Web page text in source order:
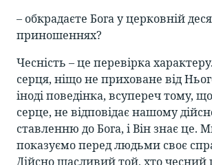
– обкрадаєте Бога у церковній
приношеннях?
Чесність – це перевірка
серця, ніщо не приховане від
іноді поведінка, всупереч тому,
серце, не відповідає нашому
ставленню до Бога, і Він знає це.
показуємо перед людьми своє
Дійсно щасливий той, хто чесний